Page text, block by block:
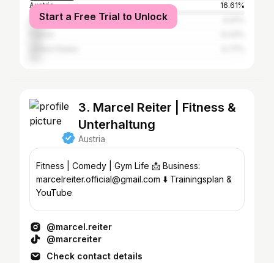
Austria
16.61%
ItalyStart a Free Trial to Unlock
3. Marcel Reiter | Fitness &
Unterhaltung
Austria
Fitness | Comedy | Gym Life 📩 Business:
marcelreiter.official@gmail.com ⬇️ Trainingsplan &
YouTube
@marcel.reiter
@marcreiter
Check contact details